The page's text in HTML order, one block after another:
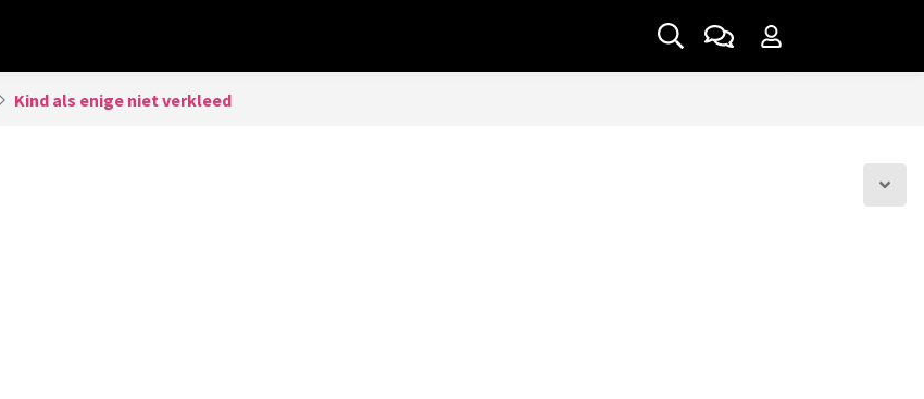
Kind als enige niet verkleed